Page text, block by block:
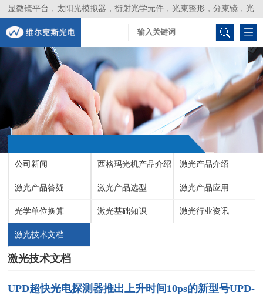
显微镜平台，太阳光模拟器，衍射光学元件，光束整形，分束镜，光
谱仪，生物激光器，光束分析仪，Layertec
公司新闻 西格玛光机产品介绍 激光产品介绍
激光产品答疑 激光产品选型 激光产品应用
光学单位换算 激光基础知识 激光行业资讯
激光技术文档
激光技术文档
UPD超快光电探测器推出上升时间10ps的新型号UPD-